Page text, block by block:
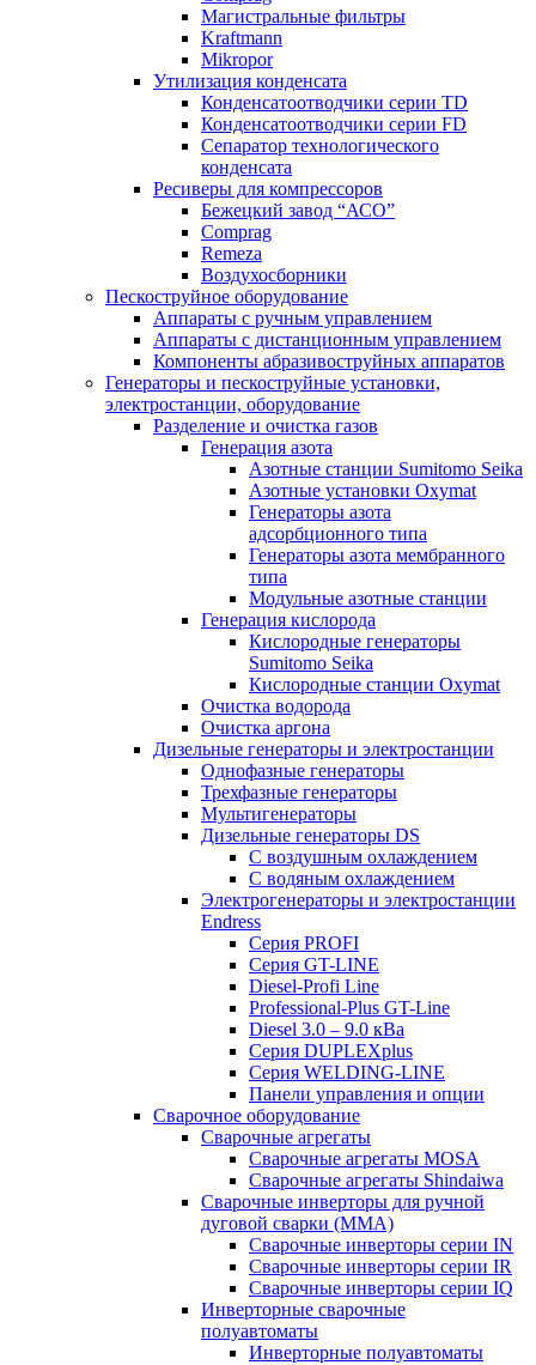
Магистральные фильтры
Kraftmann
Mikropor
Утилизация конденсата
Конденсатоотводчики серии TD
Конденсатоотводчики серии FD
Сепаратор технологического
конденсата
Ресиверы для компрессоров
Бежецкий завод “АСО”
Comprag
Remeza
Воздухосборники
Пескоструйное оборудование
Аппараты с ручным управлением
Аппараты с дистанционным управлением
Компоненты абразивоструйных аппаратов
Генераторы и пескоструйные установки,
электростанции, оборудование
Разделение и очистка газов
Генерация азота
Азотные станции Sumitomo Seika
Азотные установки Oxymat
Генераторы азота
адсорбционного типа
Генераторы азота мембранного
типа
Модульные азотные станции
Генерация кислорода
Кислородные генераторы
Sumitomo Seika
Кислородные станции Oxymat
Очистка водорода
Очистка аргона
Дизельные генераторы и электростанции
Однофазные генераторы
Трехфазные генераторы
Мультигенераторы
Дизельные генераторы DS
С воздушным охлаждением
С водяным охлаждением
Электрогенераторы и электростанции
Endress
Серия PROFI
Серия GT-LINE
Diesel-Profi Line
Professional-Plus GT-Line
Diesel 3.0 – 9.0 кВа
Серия DUPLEXplus
Серия WELDING-LINE
Панели управления и опции
Сварочное оборудование
Сварочные агрегаты
Сварочные агрегаты MOSA
Сварочные агрегаты Shindaiwa
Сварочные инверторы для ручной
дуговой сварки (MMA)
Сварочные инверторы серии IN
Сварочные инверторы серии IR
Сварочные инверторы серии IQ
Инверторные сварочные
полуавтоматы
Инверторные полуавтоматы